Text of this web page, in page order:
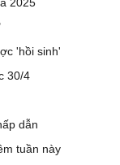
'hồi sinh'
30/4
dẫn
tuần này